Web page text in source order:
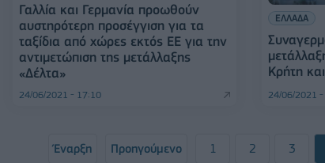
Γαλλία και Γερμανία προωθούν
αυστηρότερη προσέγγιση για τα
ταξίδια από χώρες εκτός ΕΕ για την
αντιμετώπιση της μετάλλαξης
«Δέλτα»
24/06/2021 - 17:10
ΕΛΛΑΔΑ
Κρήτη
24/06/2021
Έναρξη Προηγούμενο 1 2 3